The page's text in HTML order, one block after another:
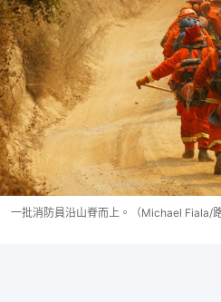
一批消防員沿山脊而上。（Michael Fiala/路